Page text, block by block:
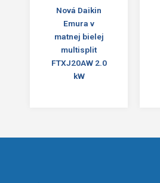
Nová Daikin
Emura v
matnej bielej
multisplit
FTXJ20AW 2.0
kW